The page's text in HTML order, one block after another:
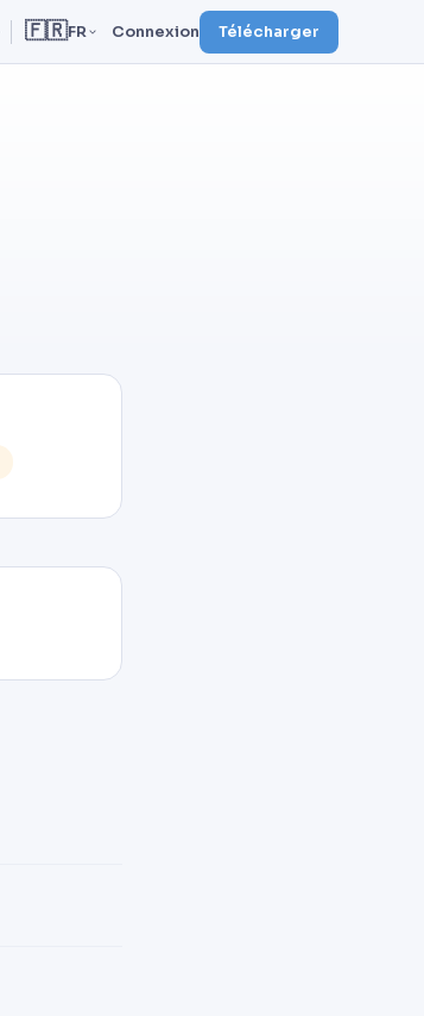
🇫🇷FR Connexion Télécharger